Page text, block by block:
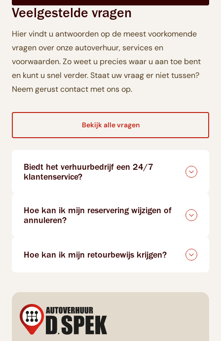
Veelgestelde vragen
Hier vindt u antwoorden op de meest voorkomende
vragen over onze autoverhuur, services en
voorwaarden. Zo weet u precies waar u aan toe bent
en kunt u snel verder. Staat uw vraag er niet tussen?
Neem gerust contact met ons op.
Bekijk alle vragen
Biedt het verhuurbedrijf een 24/7
klantenservice?
Hoe kan ik mijn reservering wijzigen of
annuleren?
Hoe kan ik mijn retourbewijs krijgen?